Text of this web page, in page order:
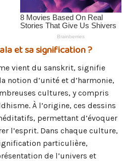
et sa signification ?
vient du sanskrit, signifie
notion d’unité et d’harmonie,
cultures, y compris
À l’origine, ces dessins
permettant d’évoquer
l’esprit. Dans chaque culture,
particulière,
de l’univers et